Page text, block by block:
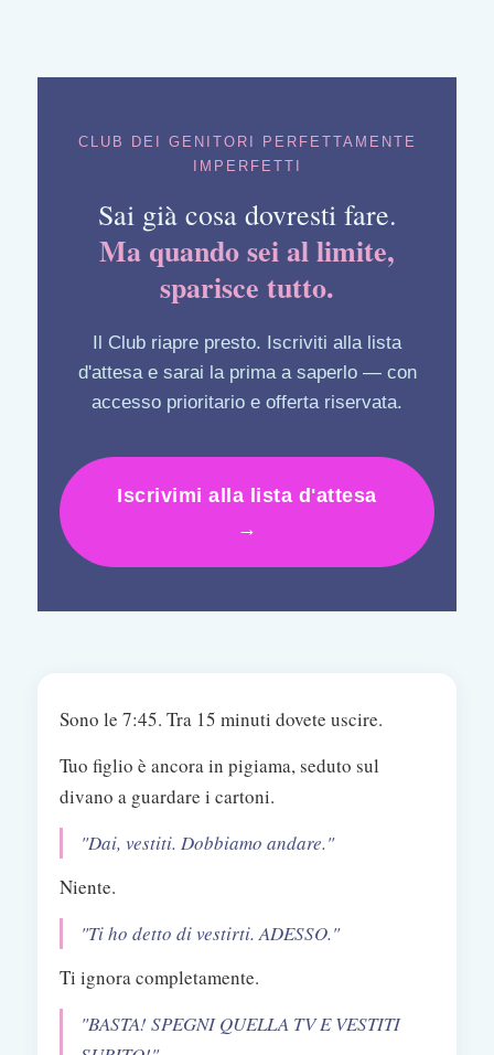
CLUB DEI GENITORI PERFETTAMENTE
IMPERFETTI
Sai già cosa dovresti fare.
Ma quando sei al limite,
sparisce tutto.
Il Club riapre presto. Iscriviti alla lista
d'attesa e sarai la prima a saperlo — con
accesso prioritario e offerta riservata.
Iscrivimi alla lista d'attesa
→
Sono le 7:45. Tra 15 minuti dovete uscire.
Tuo figlio è ancora in pigiama, seduto sul
divano a guardare i cartoni.
"Dai, vestiti. Dobbiamo andare."
Niente.
"Ti ho detto di vestirti. ADESSO."
Ti ignora completamente.
"BASTA! SPEGNI QUELLA TV E VESTITI